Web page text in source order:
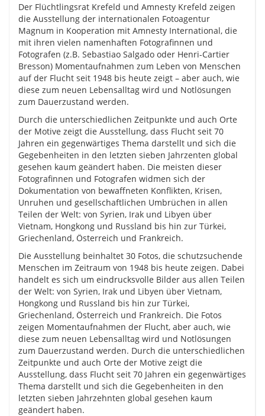
Der Flüchtlingsrat Krefeld und Amnesty Krefeld zeigen
die Ausstellung der internationalen Fotoagentur
Magnum in Kooperation mit Amnesty International, die
mit ihren vielen namenhaften Fotografinnen und
Fotografen (z.B. Sebastiao Salgado oder Henri-Cartier
Bresson) Momentaufnahmen zum Leben von Menschen
auf der Flucht seit 1948 bis heute zeigt – aber auch, wie
diese zum neuen Lebensalltag wird und Notlösungen
zum Dauerzustand werden.
Durch die unterschiedlichen Zeitpunkte und auch Orte
der Motive zeigt die Ausstellung, dass Flucht seit 70
Jahren ein gegenwärtiges Thema darstellt und sich die
Gegebenheiten in den letzten sieben Jahrzenten global
gesehen kaum geändert haben. Die meisten dieser
Fotografinnen und Fotografen widmen sich der
Dokumentation von bewaffneten Konflikten, Krisen,
Unruhen und gesellschaftlichen Umbrüchen in allen
Teilen der Welt: von Syrien, Irak und Libyen über
Vietnam, Hongkong und Russland bis hin zur Türkei,
Griechenland, Österreich und Frankreich.
Die Ausstellung beinhaltet 30 Fotos, die schutzsuchende
Menschen im Zeitraum von 1948 bis heute zeigen. Dabei
handelt es sich um eindrucksvolle Bilder aus allen Teilen
der Welt: von Syrien, Irak und Libyen über Vietnam,
Hongkong und Russland bis hin zur Türkei,
Griechenland, Österreich und Frankreich. Die Fotos
zeigen Momentaufnahmen der Flucht, aber auch, wie
diese zum neuen Lebensalltag wird und Notlösungen
zum Dauerzustand werden. Durch die unterschiedlichen
Zeitpunkte und auch Orte der Motive zeigt die
Ausstellung, dass Flucht seit 70 Jahren ein gegenwärtiges
Thema darstellt und sich die Gegebenheiten in den
letzten sieben Jahrzehnten global gesehen kaum
geändert haben.